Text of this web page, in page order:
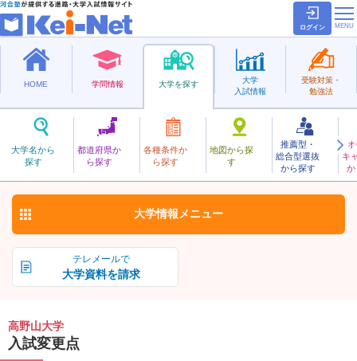
ログイン
HOME 学問情報 大学を探す
大学名から
探す
都道府県か
ら探す
各種条件か
ら探す
地図から探
す
推薦型・
総合型選抜
から探す
キ
か
大学
入試情報
受験対策・
勉強法
私立
こうやさん
高野山大学 お気に入り
テレメールで
大学資料を請求
大学情報 メニュー
高野山大学
入試変更点